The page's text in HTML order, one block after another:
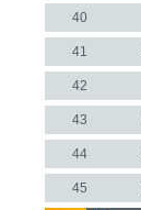
40
41
42
43
44
45